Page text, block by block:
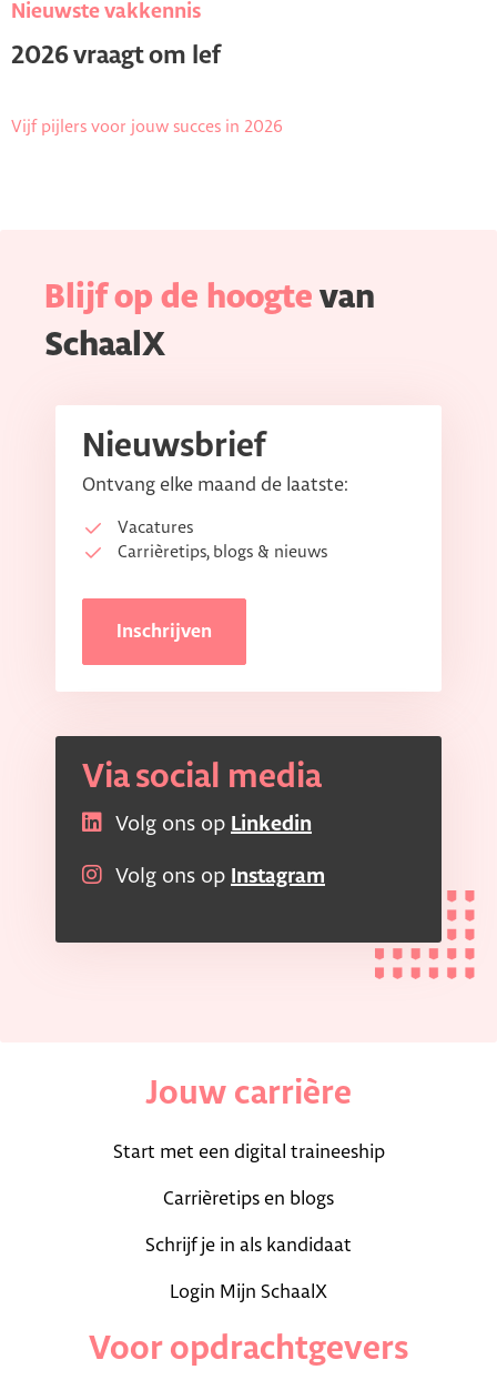
Nieuwste vakkennis
2026 vraagt om lef
Vijf pijlers voor jouw succes in 2026
Blijf op de hoogte van
SchaalX
Nieuwsbrief
Ontvang elke maand de laatste:
Vacatures
Carrièretips, blogs & nieuws
Inschrijven
Via social media
Volg ons op Linkedin
Volg ons op Instagram
Jouw carrière
Start met een digital traineeship
Carrièretips en blogs
Schrijf je in als kandidaat
Login Mijn SchaalX
Voor opdrachtgevers